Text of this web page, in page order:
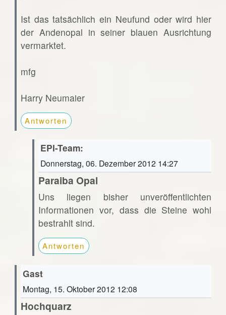
Ist das tatsächlich ein Neufund oder wird hier
der Andenopal in seiner blauen Ausrichtung
vermarktet.
mfg
Harry Neumaier
Antworten
EPI-Team:
Donnerstag, 06. Dezember 2012 14:27
Paraiba Opal
Uns liegen bisher unveröffentlichten
Informationen vor, dass die Steine wohl
bestrahlt sind.
Antworten
Gast
Montag, 15. Oktober 2012 12:08
Hochquarz